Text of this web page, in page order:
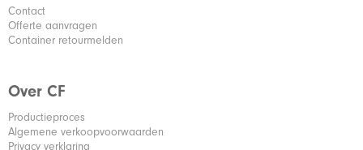
Contact
Offerte aanvragen
Container retourmelden
Over CF
Productieproces
Algemene verkoopvoorwaarden
Privacy verklaring